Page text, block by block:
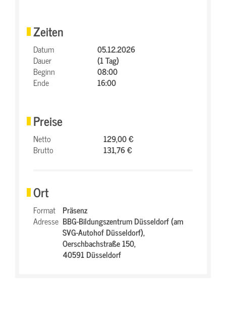
Zeiten
Datum
05.12.2026
Dauer
(1 Tag)
Beginn
08:00
Ende
16:00
Preise
Netto
129,00 €
Brutto
131,76 €
Ort
Format Präsenz
Adresse BBG-Bildungszentrum Düsseldorf (am
SVG-Autohof Düsseldorf),
Oerschbachstraße 150,
40591 Düsseldorf